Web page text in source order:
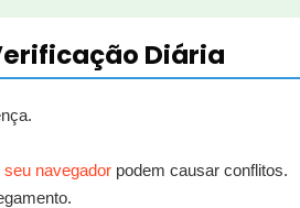
Diária
navegador podem causar conflitos.